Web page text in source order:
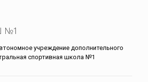
№1
учреждение дополнительного
спортивная школа №1